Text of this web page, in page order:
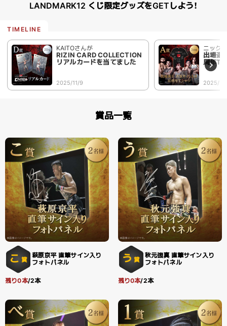
LANDMARK12 くじ限定グッズをGETしよう！
KAITOさんが
RIZIN CARD COLLECTION
リアルカードを当てました
2025/11/9
ニック
出場選
周年T
2025/
賞品一覧
こ 賞
萩原京平 直筆サイン入り
フォトパネル
残り0本/2本
う 賞
秋元強真 直筆サイン入り
フォトパネル
残り0本/2本